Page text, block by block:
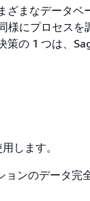
まなデータベ
様にプロセスを
策の 1 つは、
します。
ンのデータ完